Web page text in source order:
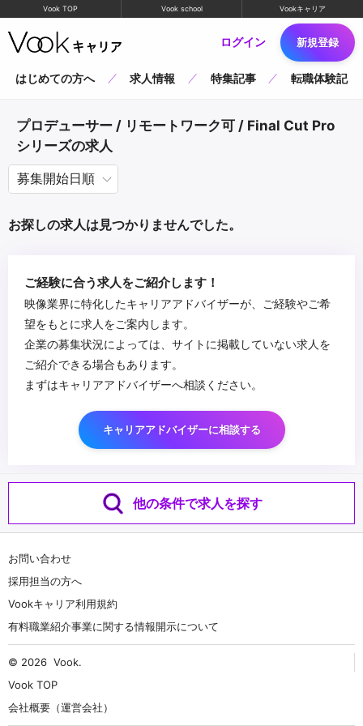
Vook TOP Vook school Vookキャリア
ログイン 新規登録
はじめての方へ 求人情報 特集記事 転職体験記
プロデューサー / リモートワーク可 / Final Cut Pro
シリーズの求人
お探しの求人は見つかりませんでした。
ご経験に合う求人をご紹介します！
映像業界に特化したキャリアアドバイザーが、ご経験やご希
望をもとに求人をご案内します。
企業の募集状況によっては、サイトに掲載していない求人を
ご紹介できる場合もあります。
まずはキャリアアドバイザーへ相談ください。
キャリアアドバイザーに相談する
他の条件で求人を探す
お問い合わせ
採用担当の方へ
Vookキャリア利用規約
有料職業紹介事業に関する情報開示について
© 2026 Vook.
Vook TOP
会社概要（運営会社）